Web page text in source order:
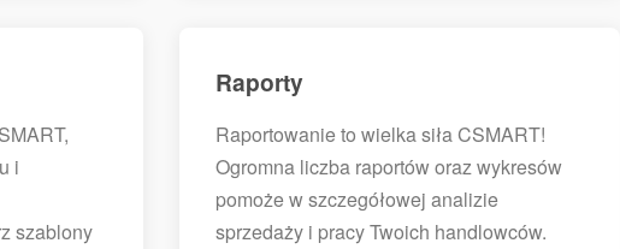
i
szablony
Raporty
Raportowanie to wielka siła CSMART!
Ogromna liczba raportów oraz wykresów
pomoże w szczegółowej analizie
sprzedaży i pracy Twoich handlowców.